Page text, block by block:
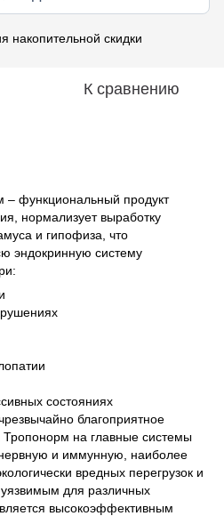
накопительной скидки
К сравнению
– функциональный продукт
нормализует выработку
и гипофиза, что
эндокринную систему
состояниях
благоприятное
Тропонорм на главные системы
и иммунную, наиболее
вредных перегрузок и
для различных
высокоэффективным